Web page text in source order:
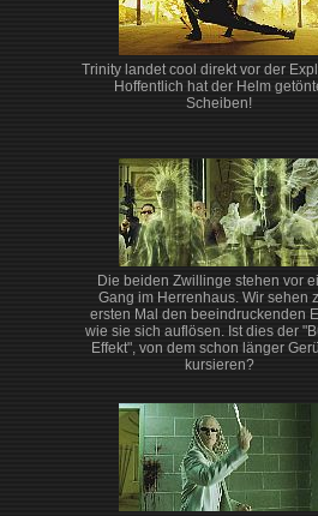
Trinity landet cool direkt vor der
Hoffentlich hat der Helm
Scheiben!
Die beiden Zwillinge stehen vor
Gang im Herrenhaus. Wir sehen
ersten Mal den beeindruckenden
wie sie sich auflösen. Ist dies der
Effekt", von dem schon länger
kursieren?